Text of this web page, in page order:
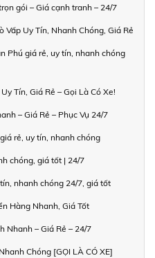
gói – Giá cạnh tranh – 24/7
Vấp Uy Tín, Nhanh Chóng, Giá Rẻ
Phú giá rẻ, uy tín, nhanh chóng
Tín, Giá Rẻ – Gọi Là Có Xe!
– Giá Rẻ – Phục Vụ 24/7
rẻ, uy tín, nhanh chóng
chóng, giá tốt | 24/7
nhanh chóng 24/7, giá tốt
Hàng Nhanh, Giá Tốt
Nhanh – Giá Rẻ – 24/7
Chóng [GỌI LÀ CÓ XE]